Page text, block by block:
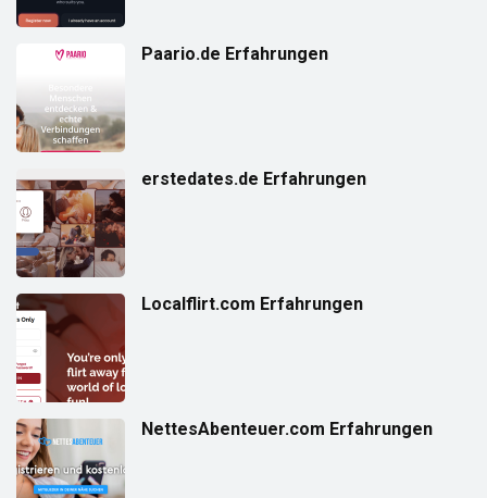
Paario.de Erfahrungen
erstedates.de Erfahrungen
Localflirt.com Erfahrungen
NettesAbenteuer.com Erfahrungen